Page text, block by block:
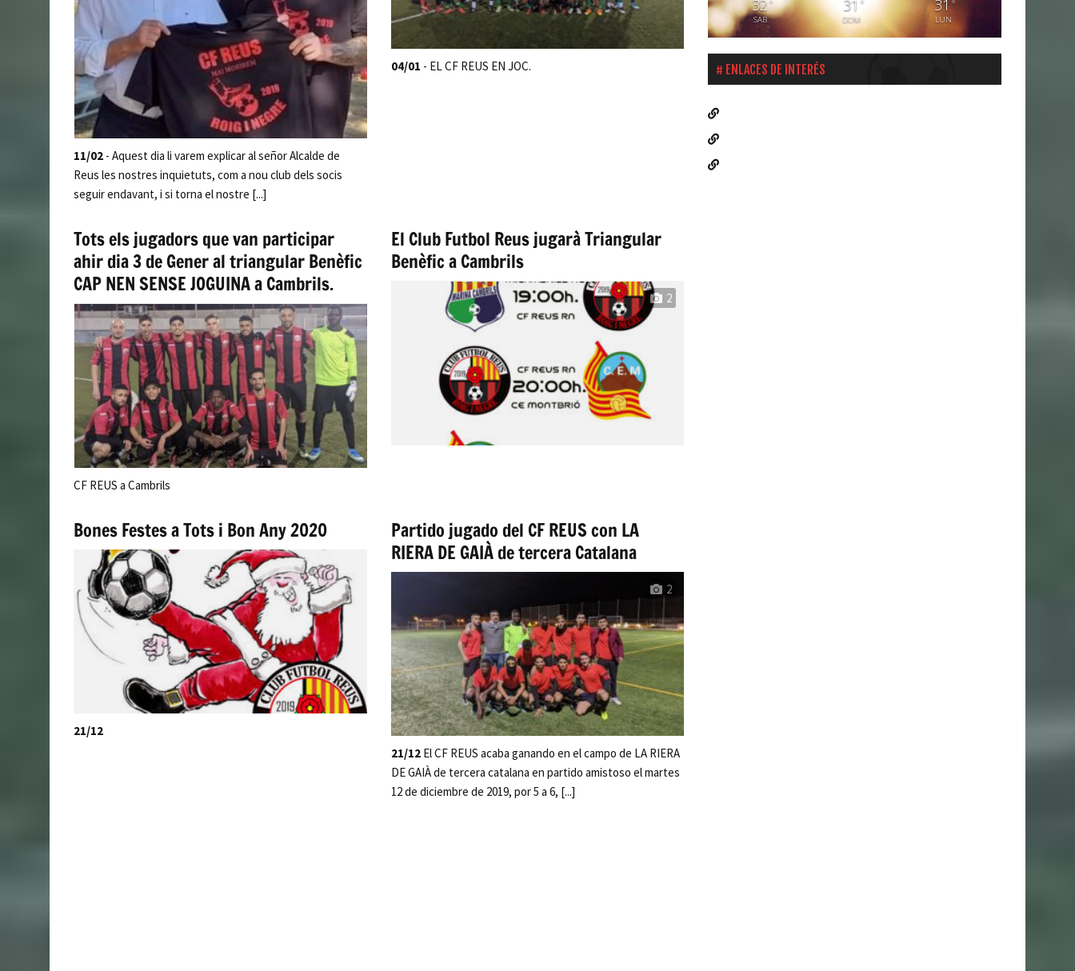
11/02 - Aquest dia li varem explicar al señor Alcalde de
Reus les nostres inquietuts, com a nou club dels socis
seguir endavant, i si torna el nostre [...]
04/01 - EL CF REUS EN JOC.
Tots els jugadors que van participar
ahir dia 3 de Gener al triangular Benèfic
CAP NEN SENSE JOGUINA a Cambrils.
CF REUS a Cambrils
El Club Futbol Reus jugarà Triangular
Benèfic a Cambrils
2
Bones Festes a Tots i Bon Any 2020
21/12
Partido jugado del CF REUS con LA
RIERA DE GAIÀ de tercera Catalana
2
21/12El CF REUS acaba ganando en el campo de LA RIERA
DE GAIÀ de tercera catalana en partido amistoso el martes
12 de diciembre de 2019, por 5 a 6, [...]
32°
SAB
31 °
DOM
31°
LUN
ENLACES DE INTERÉS